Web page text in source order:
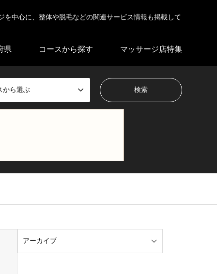
中心に、整体や脱毛などの関連サービス情報も掲載して
県 コースから探す マッサージ店特集
から選ぶ